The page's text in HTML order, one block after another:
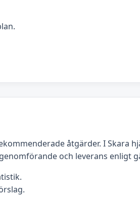
åtgärder. I Skara
och leverans enligt